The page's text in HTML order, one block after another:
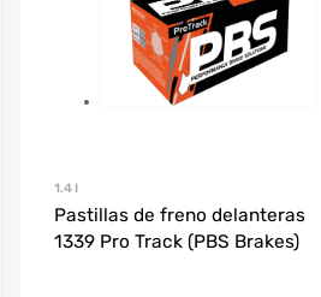
1.4 I
Pastillas de freno delanteras
1339 Pro Track (PBS Brakes)